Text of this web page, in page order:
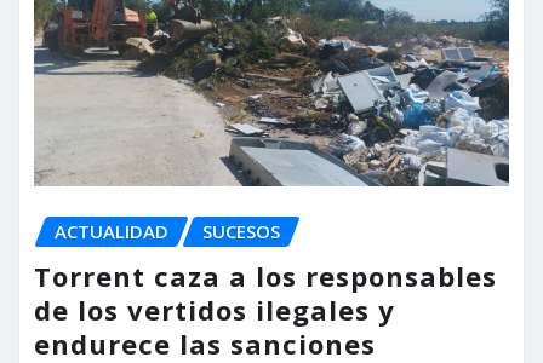
ACTUALIDAD SUCESOS
Torrent caza a los responsables
de los vertidos ilegales y
endurece las sanciones